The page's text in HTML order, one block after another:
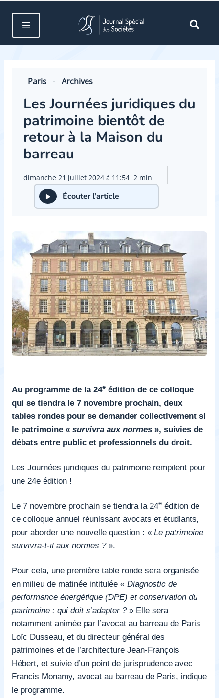
Paris - Archives
Les Journées juridiques du
patrimoine bientôt de
retour à la Maison du
barreau
dimanche 21 juillet 2024 à 11:54 2 min
Écouter l'article
Au programme de la 24e édition de ce colloque
qui se tiendra le 7 novembre prochain, deux
tables rondes pour se demander collectivement si
le patrimoine « survivra aux normes », suivies de
débats entre public et professionnels du droit.
Les Journées juridiques du patrimoine rempilent pour
une 24e édition !
Le 7 novembre prochain se tiendra la 24e édition de
ce colloque annuel réunissant avocats et étudiants,
pour aborder une nouvelle question : « Le patrimoine
survivra-t-il aux normes ?».
Pour cela, une première table ronde sera organisée
en milieu de matinée intitulée « Diagnostic de
performance énergétique (DPE) et conservation du
patrimoine : qui doit s’adapter ?» Elle sera
notamment animée par l’avocat au barreau de Paris
Loïc Dusseau, et du directeur général des
patrimoines et de l’architecture Jean-François
Hébert, et suivie d’un point de jurisprudence avec
Francis Monamy, avocat au barreau de Paris, indique
le programme.